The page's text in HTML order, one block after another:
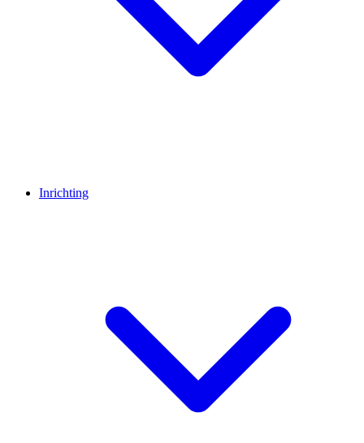
Inrichting